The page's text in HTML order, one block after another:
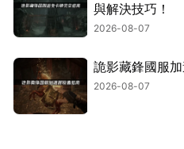
與解決技巧！
2026-08-07
詭影藏鋒國服
2026-08-07